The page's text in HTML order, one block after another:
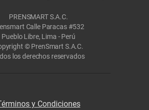
PRENSMART S.A.C.
Calle Paracas #532
Pueblo Libre, Lima - Perú
© PrenSmart S.A.C.
los derechos reservados
y Condiciones